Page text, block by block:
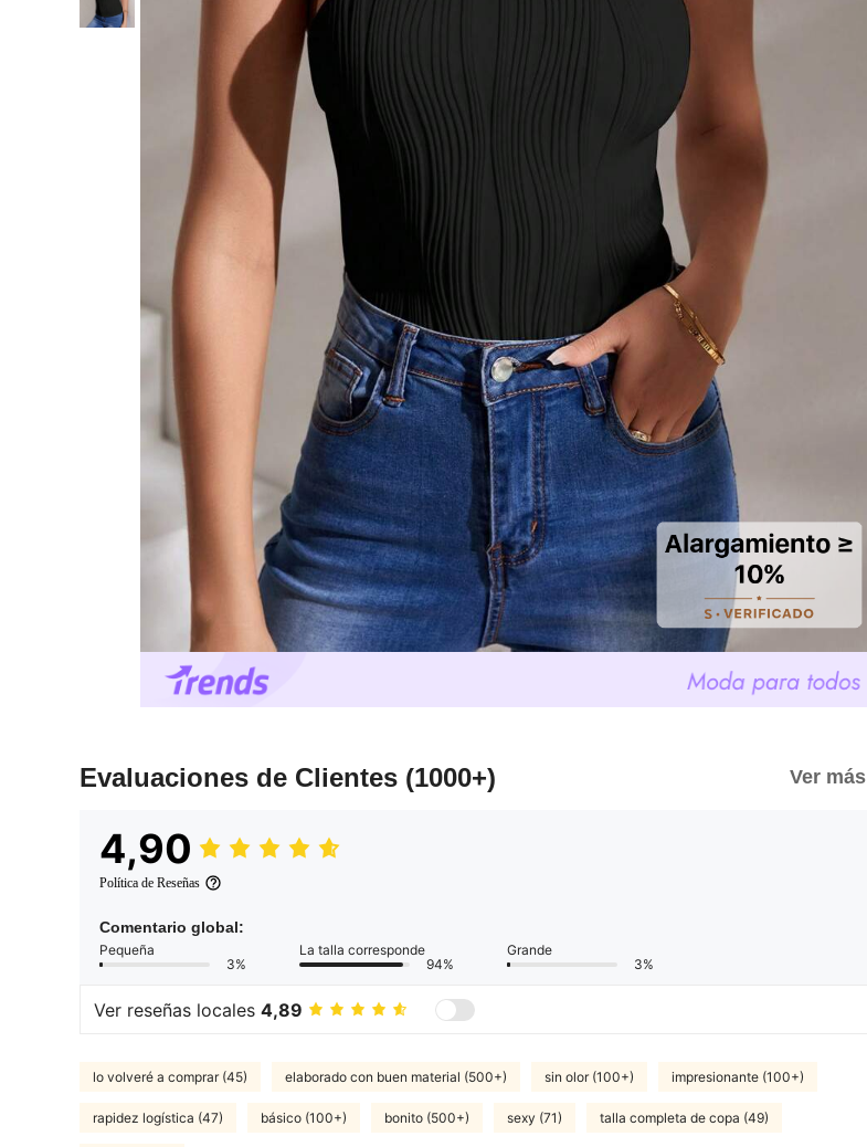
Evaluaciones de Clientes (1000+) Ver más
4,90
Política de Reseñas
Comentario global:
Pequeña
3%
La talla corresponde
94%
Grande
3%
Ver reseñas locales 4,89
lo volveré a comprar (45) elaborado con buen material (500+) sin olor (100+) impresionante (100+)
rapidez logística (47) básico (100+) bonito (500+) sexy (71) talla completa de copa (49)